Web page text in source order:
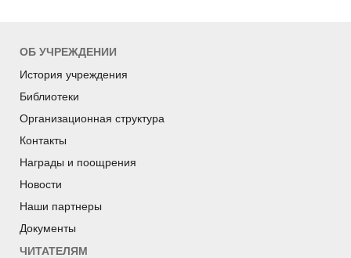
ОБ УЧРЕЖДЕНИИ
История учреждения
Библиотеки
Организационная структура
Контакты
Награды и поощрения
Новости
Наши партнеры
Документы
ЧИТАТЕЛЯМ